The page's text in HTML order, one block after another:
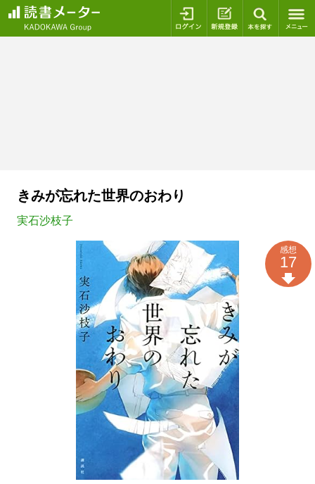
ログイン 新規登録
きみが忘れた世界のおわり
実石沙枝子
感想
17